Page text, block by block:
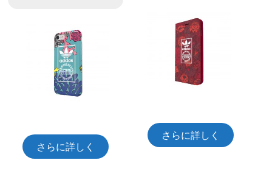
さらに詳しく
さらに詳しく